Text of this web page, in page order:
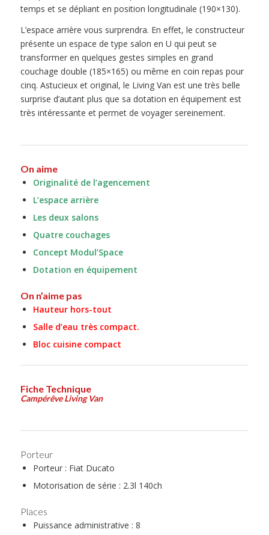
temps et se dépliant en position longitudinale (190×130).
L’espace arrière vous surprendra. En effet, le constructeur
présente un espace de type salon en U qui peut se
transformer en quelques gestes simples en grand
couchage double (185×165) ou même en coin repas pour
cinq. Astucieux et original, le Living Van est une très belle
surprise d’autant plus que sa dotation en équipement est
très intéressante et permet de voyager sereinement.
On aime
Originalité de l’agencement
L’espace arrière
Les deux salons
Quatre couchages
Concept Modul’Space
Dotation en équipement
On n’aime pas
Hauteur hors-tout
Salle d’eau très compact.
Bloc cuisine compact
Fiche Technique
Campérêve Living Van
Porteur
Porteur : Fiat Ducato
Motorisation de série : 2.3l 140ch
Places
Puissance administrative : 8